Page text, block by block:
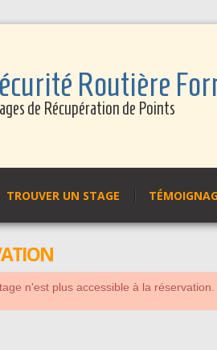
Sécurité Routière
de Récupération de Points
TROUVER UN STAGE
n'est plus accessible à la réservation.